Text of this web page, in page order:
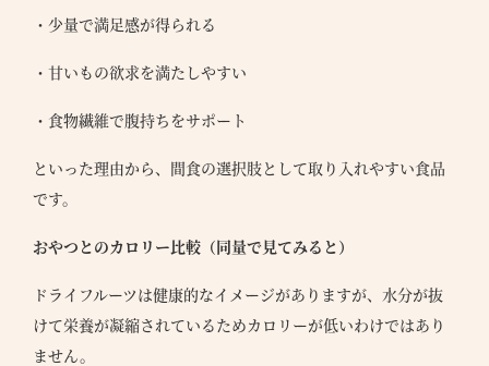
・少量で満足感が得られる
・甘いもの欲求を満たしやすい
・食物繊維で腹持ちをサポート
といった理由から、間食の選択肢として取り入れやすい食品
です。
おやつとのカロリー比較（同量で見てみると）
ドライフルーツは健康的なイメージがありますが、水分が抜
けて栄養が凝縮されているためカロリーが低いわけではあり
ません。